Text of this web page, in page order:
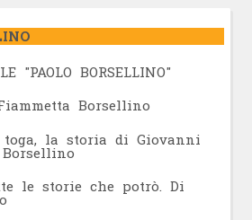
"PAOLO BORSELLINO"
Borsellino
la storia di Giovanni
le storie che potrò. Di